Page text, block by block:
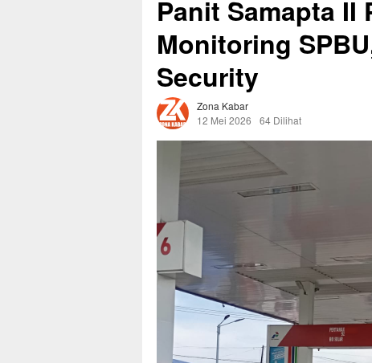
Panit Samapta
Monitoring
Security
Zona Kabar
12 Mei 2026
64 Dilihat